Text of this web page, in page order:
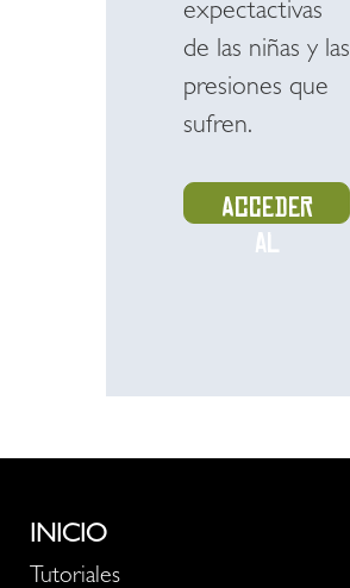
expectactivas
de las niñas y las
presiones que
sufren.
Acceder
al
INICIO
Tutoriales